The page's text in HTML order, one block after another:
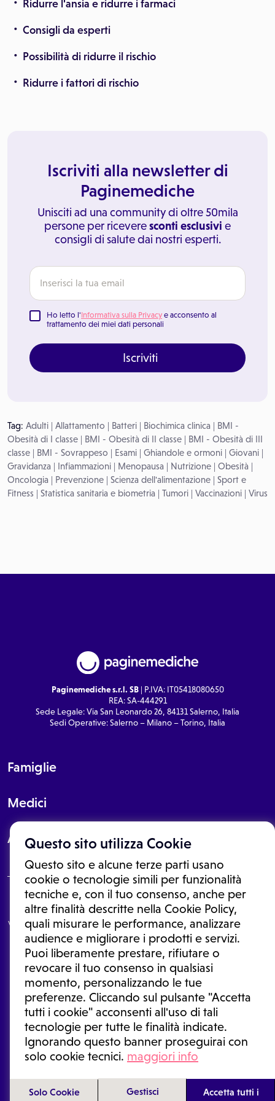
Questo sito utilizza Cookie
Questo sito e alcune terze parti usano
cookie o tecnologie simili per funzionalità
tecniche e, con il tuo consenso, anche per
altre finalità descritte nella Cookie Policy,
quali misurare le performance, analizzare
audience e migliorare i prodotti e servizi.
Puoi liberamente prestare, rifiutare o
revocare il tuo consenso in qualsiasi
momento, personalizzando le tue
preferenze. Cliccando sul pulsante "Accetta
tutti i cookie" acconsenti all'uso di tali
tecnologie per tutte le finalità indicate.
Ignorando questo banner proseguirai con
solo cookie tecnici. maggiori info
Solo Cookie
Gestisci
Accetta tutti i
Ridurre l'ansia e ridurre i farmaci
Consigli da esperti
Possibilità di ridurre il rischio
Ridurre i fattori di rischio
Iscriviti alla newsletter di
Paginemediche
Unisciti ad una community di oltre 50mila
persone per riceveresconti esclusivi e
consigli di salute dai nostri esperti.
Ho letto l'Informativa sulla Privacy e acconsento al
trattamento dei miei dati personali
Iscriviti
Tag: Adulti | Allattamento | Batteri | Biochimica clinica | BMI -
Obesità di I classe | BMI - Obesità di II classe | BMI - Obesità di III
classe | BMI - Sovrappeso | Esami | Ghiandole e ormoni | Giovani |
Gravidanza | Infiammazioni | Menopausa | Nutrizione | Obesità |
Oncologia | Prevenzione | Scienza dell'alimentazione | Sport e
Fitness | Statistica sanitaria e biometria | Tumori | Vaccinazioni | Virus
Paginemediche s.r.l. SB| P.IVA: IT05418080650
REA: SA-444291
Sede Legale: Via San Leonardo 26, 84131 Salerno, Italia
Sedi Operative: Salerno – Milano – Torino, Italia
Famiglie
Medici
About
Le informazioni proposte in questo sito non sono un consulto medico.
In nessun caso, queste informazioni sostituiscono un consulto, una
visita o una diagnosi formulata dal medico. Non si devono considerare
le informazioni disponibili come suggerimenti per la formulazione di
una diagnosi, la determinazione di un trattamento o l'assunzione o
sospensione di un farmaco senza prima consultare un medico di
medicina generale o uno specialista.
Condizioni di utilizzo|Privacy Policy |Gestione cookie
Ⓒ 2026 | Tutti i diritti riservati.